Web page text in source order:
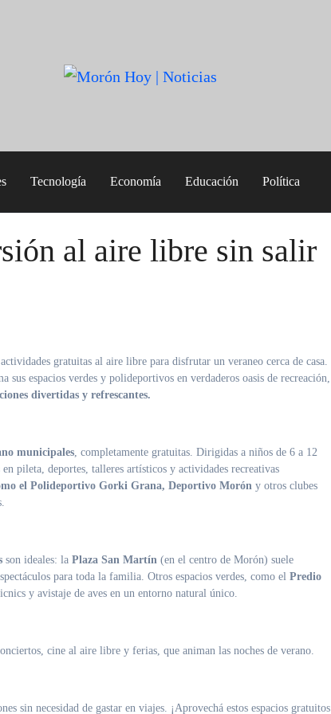
Tecnología Economía Educación Política
al aire libre sin salir
sus espacios verdes y polideportivos en verdaderos oasis de recreación,
divertidas y refrescantes.
municipales, completamente gratuitas. Dirigidas a niños de 6 a 12
pileta, deportes, talleres artísticos y actividades recreativas
el Polideportivo Gorki Grana, Deportivo Morón y otros clubes
son ideales: la Plaza San Martín (en el centro de Morón) suele
para toda la familia. Otros espacios verdes, como el Predio
y avistaje de aves en un entorno natural único.
cine al aire libre y ferias, que animan las noches de verano.
sin necesidad de gastar en viajes. ¡Aprovechá estos espacios gratuitos